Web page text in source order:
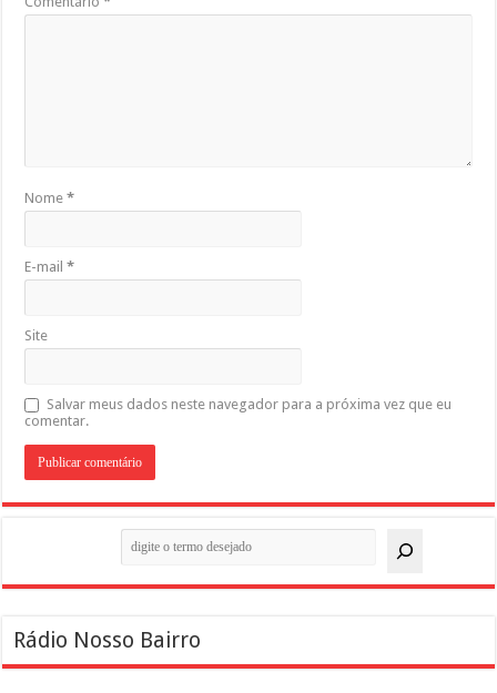
Nome*
E-mail*
Site
Salvar meus dados neste navegador para a próxima vez que eu
comentar.
Rádio Nosso Bairro